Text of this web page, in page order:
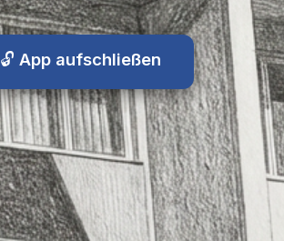
🔓 App aufschließen